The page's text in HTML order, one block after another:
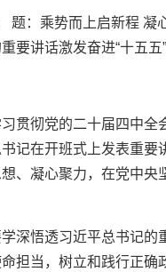
题：乘势而上启新程
要讲话激发奋进“十五五
贯彻党的二十届四中
记在开班式上发表重
、凝心聚力，在党中央
深悟透习近平总书记
担当，树立和践行正